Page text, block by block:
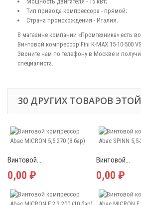
Тип привода компрессора - прямой;
Страна происхождения - Италия.
В магазине компании «Промтехника» есть
Винтовой компрессор Fini K-MAX 15-10-500
Звоните нам по телефону в Москве и
специалиста.
30 ДРУГИХ ТОВАРОВ
Винтовой...
0,00 ₽
Винтовой...
0,00 ₽